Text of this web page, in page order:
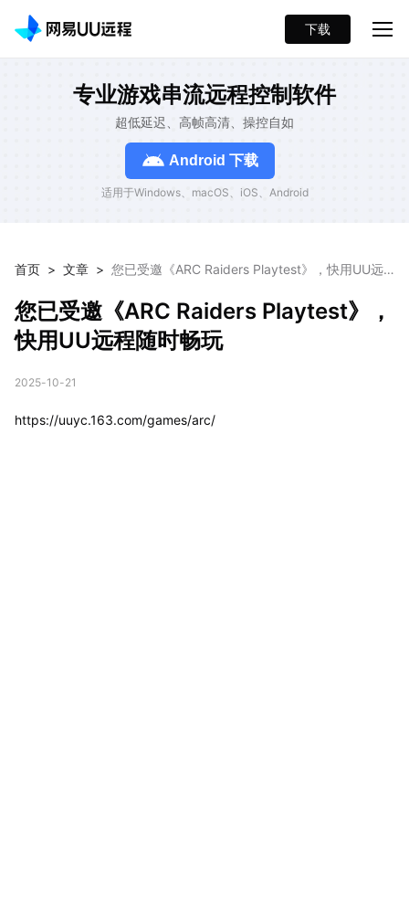
下载
专业游戏串流远程控制软件
超低延迟、高帧高清、操控自如
Android 下载
适用于Windows、macOS、iOS、Android
首页 > 文章 > 您已受邀《ARC Raiders Playtest》，快用UU远
您已受邀《ARC Raiders Playtest》，
快用UU远程随时畅玩
2025-10-21
https://uuyc.163.com/games/arc/